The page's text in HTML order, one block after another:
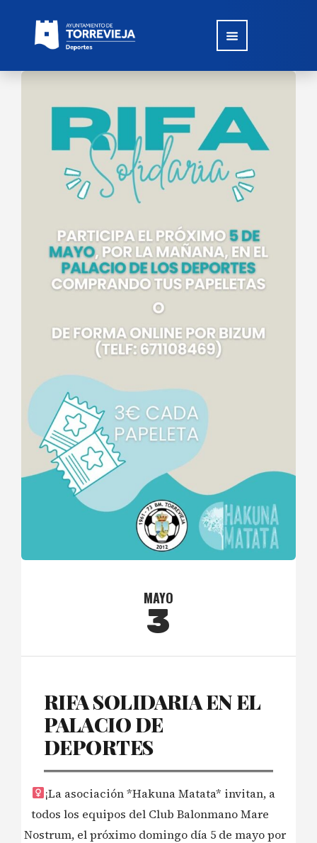
MAYO
3
RIFA SOLIDARIA EN EL
PALACIO DE
DEPORTES
¡La asociación *Hakuna Matata* invitan, a
todos los equipos del Club Balonmano Mare
Nostrum, el próximo domingo día 5 de mayo por